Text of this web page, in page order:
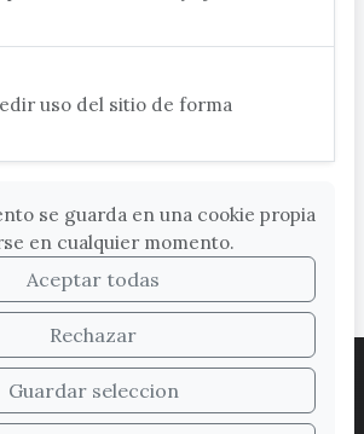
COOKIES
LEGAL
DE DATOS
MAPA WEB
SUGERENCIAS
uso del sitio de forma
se guarda en una cookie propia
en cualquier momento.
Aceptar todas
Rechazar
Guardar seleccion